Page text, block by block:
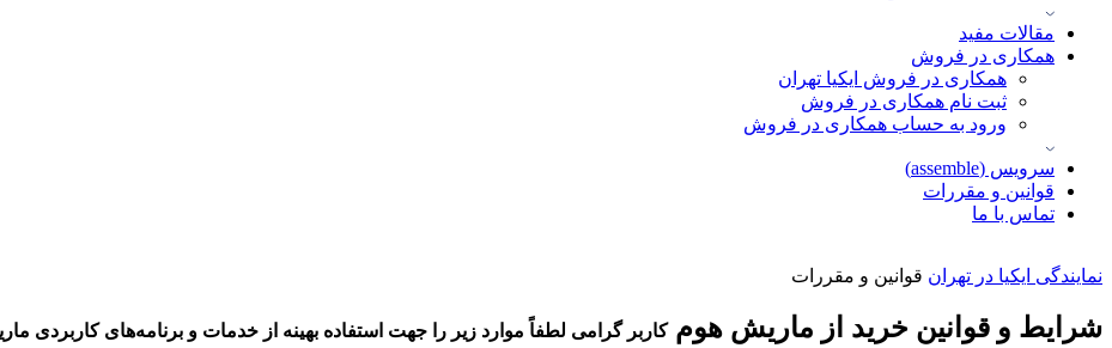
مقالات مفید
همکاری در فروش
همکاری در فروش ایکیا تهران
ثبت نام همکاری در فروش
ورود به حساب همکاری در فروش
سرویس (assemble)
قوانین و مقررات
تماس با ما
نمایندگی ایکیا در تهران قوانین و مقررات
شرایط و قوانین خرید از ماریش هوم کاربر گرامی لطفاً موارد زیر را جهت استفاده بهینه از خدمات و برنامه‌‏های کاربردی